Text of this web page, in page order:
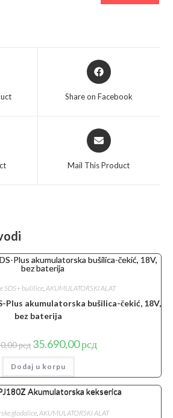
Opens
in
Share on Facebook
Opens
in
Mail This Product
SDS+ bušilice AKUMULATORSKI ALAT
Plus akumulatorska bušilica-čekić, 18V,
bez baterija
рсд Originalna
cena
je
bila:
46.490,00 рсд.
35.690,00рсдTrenutna
cena
Dodaj u korpu
glodalice, AKUMULATORSKI ALAT